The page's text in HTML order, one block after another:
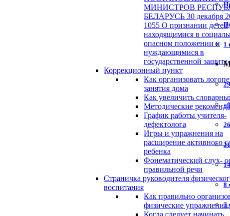
МИНИСТРОВ
БЕЛАРУСЬ 30 декабря
1055 О признании детей
находящимися в
опасном положении и
нуждающимися в
государственной защите
Коррекционный пункт
Как организовать
занятия дома
Как увеличить
Методические
График работы учителя-
дефектолога
Игры и упражнения на
расширение активного
ребенка
Фонематический слух-
правильной речи
Страничка руководителя
воспитания
Как правильно
физические упражнения
1
8
7